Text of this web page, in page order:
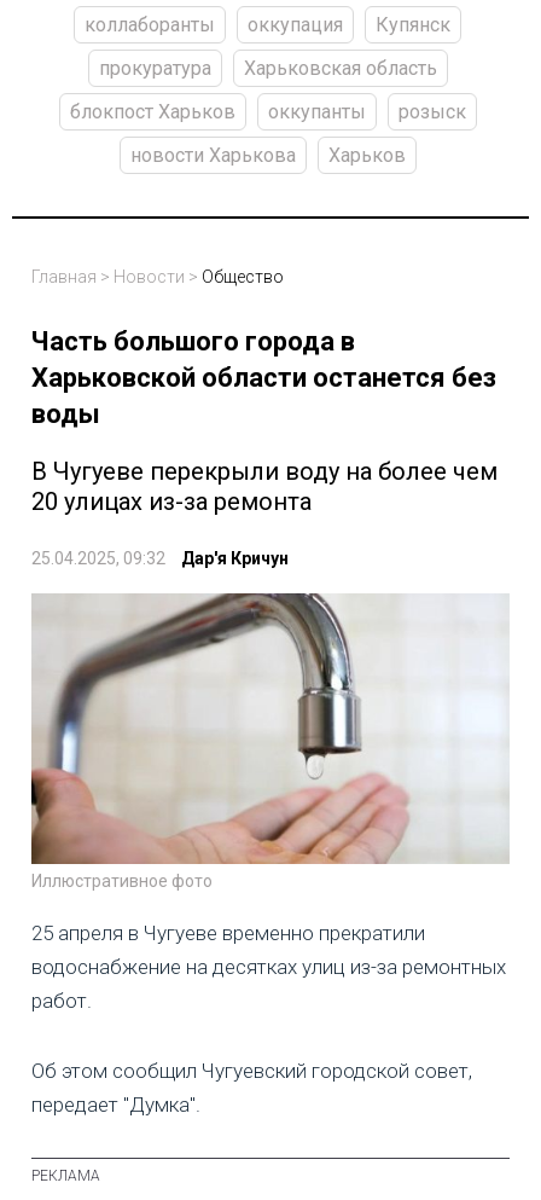
коллаборанты оккупация
Купянск
прокуратура
Харьковская область
блокпост Харьков
оккупанты
розыск
новости Харькова
Харьков
Главная > Новости > Общество
Часть большого города в
Харьковской области останется без
воды
В Чугуеве перекрыли воду на более чем
20 улицах из-за ремонта
25.04.2025, 09:32 Дар'я Кричун
Иллюстративное фото
25 апреля в Чугуеве временно прекратили
водоснабжение на десятках улиц из-за ремонтных
работ.
Об этом сообщил Чугуевский городской совет,
передает "Думка".